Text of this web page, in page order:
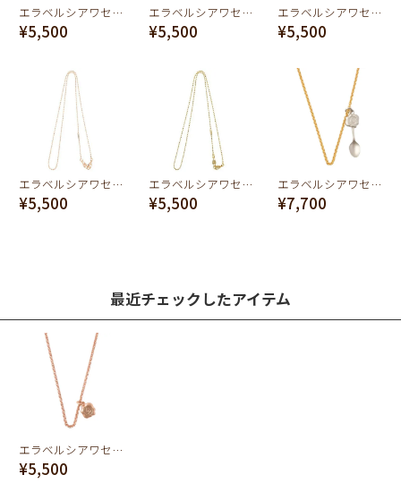
エラベルシアワセ ケーブル ネックレス チェーン（マットピンクゴールド）
¥5,500
エラベルシアワセ オーバルリンク ネックレス チェーン（マットゴールド）
¥5,500
エラベルシアワセ ケーブル ネックレス チェーン（マットゴールド）
¥5,500
エラベルシアワセ ニッケルフリー ボールチェーン ネックレス (60cm)
¥5,500
エラベルシアワセ ニッケルフリー ボールチェーン ネックレス (60cm)
¥5,500
エラベルシアワセ スプーンネックレスチェーン
¥7,700
最近チェックしたアイテム
エラベルシアワセ オーバルリンク ネックレス チェーン（マットピンクゴールド）
¥5,500